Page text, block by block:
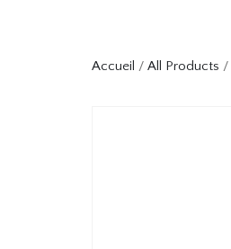
Accueil / All Products /